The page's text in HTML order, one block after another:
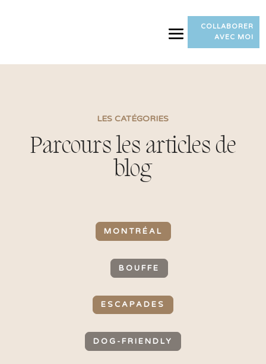
COLLABORER
AVEC MOI
LES CATÉGORIES
Parcours les articles de
blog
MONTRÉAL
BOUFFE
ESCAPADES
DOG-FRIENDLY